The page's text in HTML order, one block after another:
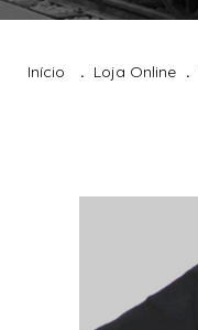
Início Loja Online